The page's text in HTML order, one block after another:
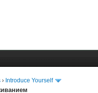
› Introduce Yourself